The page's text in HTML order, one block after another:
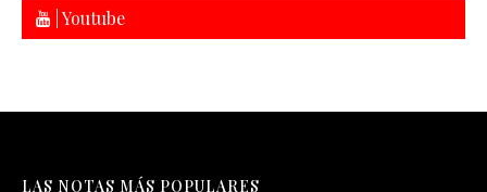
| Youtube
LAS NOTAS MÁS POPULARES